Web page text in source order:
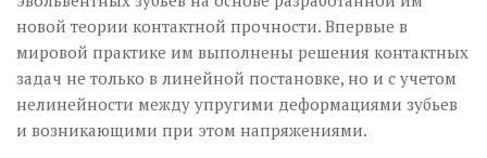
новой теории контактной прочности. Впервые в
мировой практике им выполнены решения контактных
задач не только в линейной постановке, но и с учетом
нелинейности между упругими деформациями зубьев
и возникающими при этом напряжениями.